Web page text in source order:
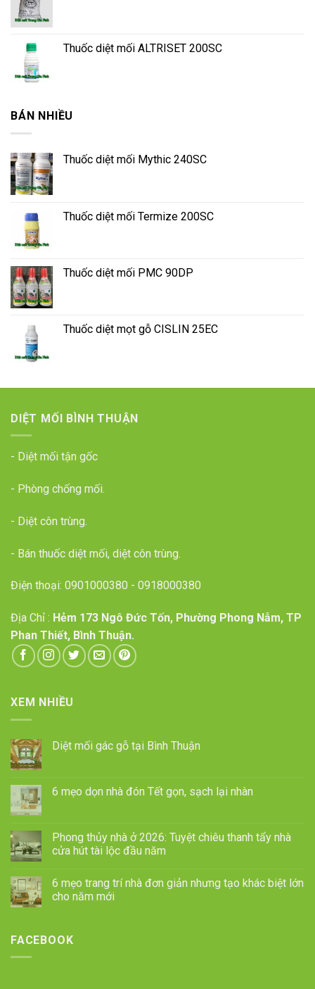
Thuốc diệt mối ALTRISET 200SC
BÁN NHIỀU
Thuốc diệt mối Mythic 240SC
Thuốc diệt mối Termize 200SC
Thuốc diệt mối PMC 90DP
Thuốc diệt mọt gỗ CISLIN 25EC
DIỆT MỐI BÌNH THUẬN
- Diệt mối tận gốc
- Phòng chống mối.
- Diệt côn trùng.
- Bán thuốc diệt mối, diệt côn trùng.
Điện thoại: 0901000380 - 0918000380
Địa Chỉ : Hẻm 173 Ngô Đức Tốn, Phường Phong Nẫm, TP
Phan Thiết, Bình Thuận.
XEM NHIỀU
Diệt mối gác gỗ tại Bình Thuận
6 mẹo dọn nhà đón Tết gọn, sạch lại nhàn
Phong thủy nhà ở 2026: Tuyệt chiêu thanh tẩy nhà
cửa hút tài lộc đầu năm
6 mẹo trang trí nhà đơn giản nhưng tạo khác biệt lớn
cho năm mới
FACEBOOK